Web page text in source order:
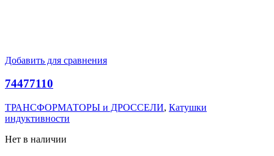
Добавить для сравнения
74477110
ТРАНСФОРМАТОРЫ и ДРОССЕЛИ, Катушки
индуктивности
Нет в наличии